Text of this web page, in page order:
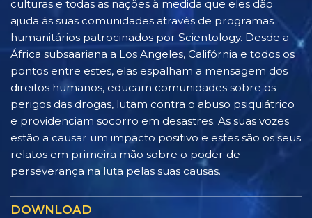
culturas e todas as nações à medida que eles dão
ajuda às suas comunidades através de programas
humanitários patrocinados por Scientology. Desde a
África subsaariana a Los Angeles, Califórnia e todos os
pontos entre estes, elas espalham a mensagem dos
direitos humanos, educam comunidades sobre os
perigos das drogas, lutam contra o abuso psiquiátrico
e providenciam socorro em desastres. As suas vozes
estão a causar um impacto positivo e estes são os seus
relatos em primeira mão sobre o poder de
perseverança na luta pelas suas causas.
DOWNLOAD